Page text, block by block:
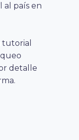
al país en
tutorial
detalle